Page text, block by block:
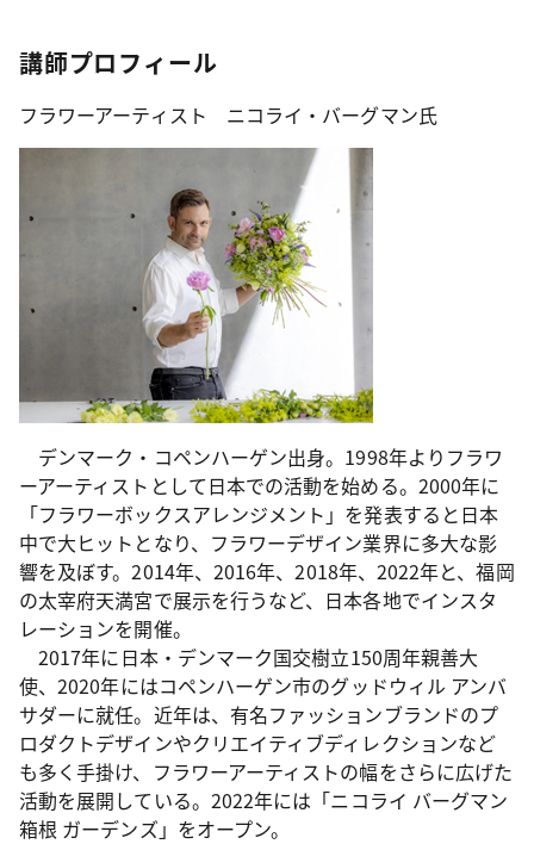
講師プロフィール
フラワーアーティスト ニコライ・バーグマン氏
デンマーク・コペンハーゲン出身。1998年よりフラワ
ーアーティストとして日本での活動を始める。2000年に
「フラワーボックスアレンジメント」を発表すると日本
中で大ヒットとなり、フラワーデザイン業界に多大な影
響を及ぼす。2014年、2016年、2018年、2022年と、福岡
の太宰府天満宮で展示を行うなど、日本各地でインスタ
レーションを開催。
2017年に日本・デンマーク国交樹立150周年親善大
使、2020年にはコペンハーゲン市のグッドウィル アンバ
サダーに就任。近年は、有名ファッションブランドのプ
ロダクトデザインやクリエイティブディレクションなど
も多く手掛け、フラワーアーティストの幅をさらに広げた
活動を展開している。2022年には「ニコライ バーグマン
箱根 ガーデンズ」をオープン。